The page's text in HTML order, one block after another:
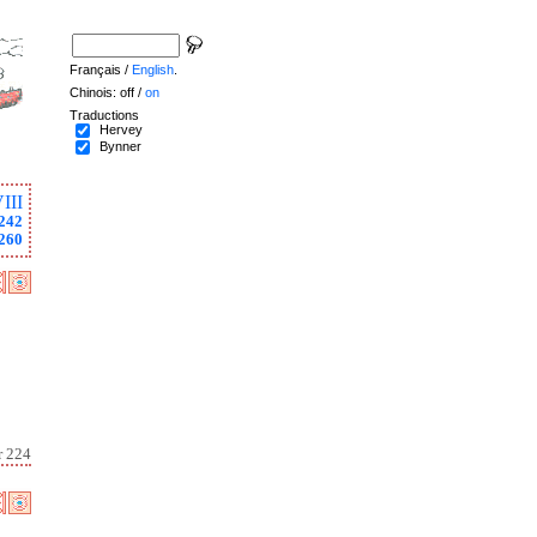
224
Français / English
Chinois: off / on
Traductions
Hervey
Bynner